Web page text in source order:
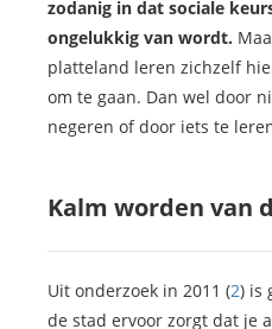
zodanig in dat sociale
ongelukkig van wordt.
platteland leren zichzelf
om te gaan. Dan wel door
negeren of door iets te
Kalm worden van
Uit onderzoek in 2011 (2) is
de stad ervoor zorgt dat je